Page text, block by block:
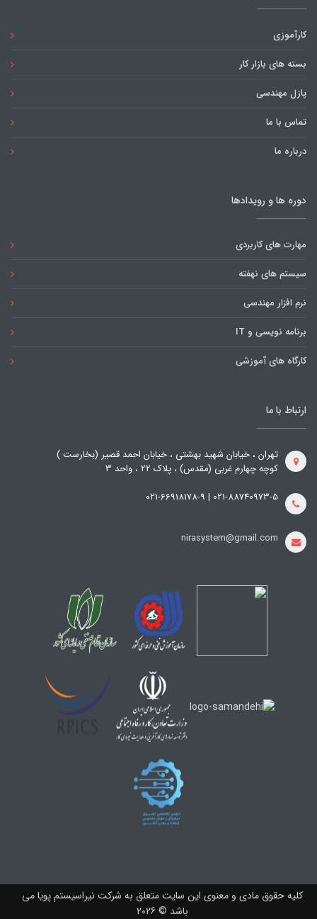
کارآموزی
بسته های بازار کار
پازل مهندسی
تماس با ما
درباره ما
دوره ها و رویدادها
مهارت های کاربردی
سیستم های نهفته
نرم افزار مهندسی
برنامه نویسی و IT
کارگاه های آموزشی
ارتباط با ما
تهران ، خیابان شهید بهشتی ، خیابان احمد قصیر (بخارست )
کوچه چهارم غربی (مقدس) ، پلاک 22 ، واحد 3
021-88740973-5 | 021-66918178-9
nirasystem@gmail.com
کلیه حقوق مادی و معنوی این سایت متعلق به شرکت نیراسیستم پویا می
باشد © 2026